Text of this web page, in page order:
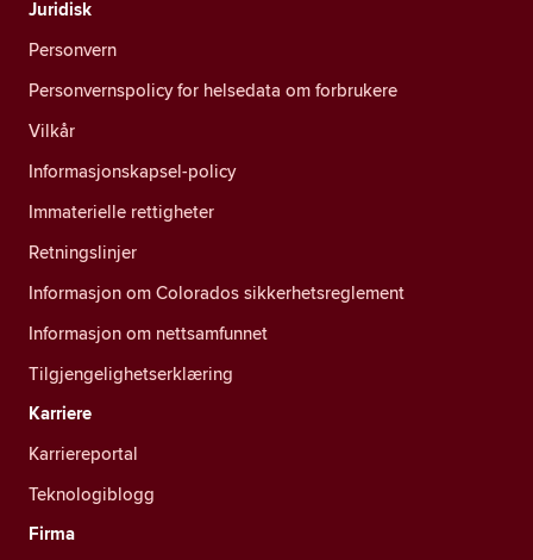
Juridisk
Personvern
Personvernspolicy for helsedata om forbrukere
Vilkår
Informasjonskapsel-policy
Immaterielle rettigheter
Retningslinjer
Informasjon om Colorados sikkerhetsreglement
Informasjon om nettsamfunnet
Tilgjengelighetserklæring
Karriere
Karriereportal
Teknologiblogg
Firma